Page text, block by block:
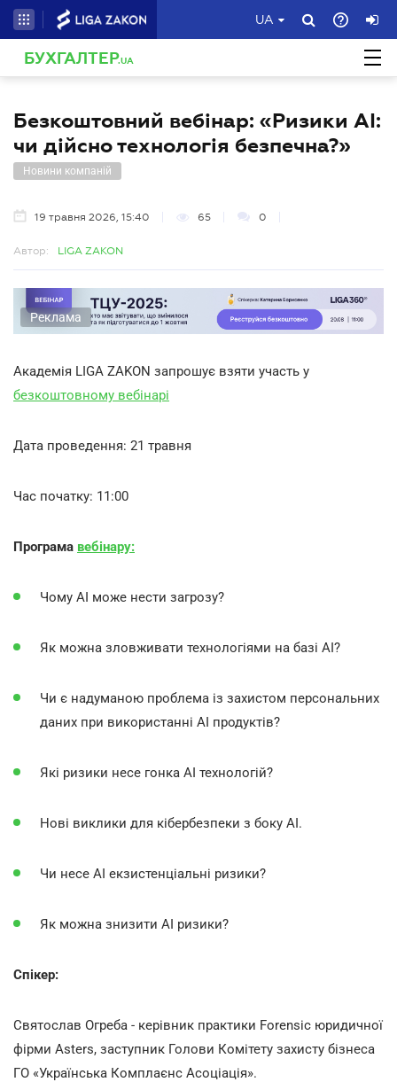
UA
БУХГАЛТЕР.UA
Безкоштовний вебінар: «Ризики AI:
чи дійсно технологія безпечна?»
Новини компаній
19 травня 2026, 15:40 65 0
Автор: LIGA ZAKON
Реклама
Академія LIGA ZAKON запрошує взяти участь у
безкоштовному вебінарі
Дата проведення: 21 травня
Час початку: 11:00
Програма вебінару:
Чому AI може нести загрозу?
Як можна зловживати технологіями на базі AI?
Чи є надуманою проблема із захистом персональних
даних при використанні AI продуктів?
Які ризики несе гонка AI технологій?
Нові виклики для кібербезпеки з боку AI.
Чи несе AI екзистенціальні ризики?
Як можна знизити AI ризики?
Спікер:
Святослав Огреба - керівник практики Forensic юридичної
фірми Asters, заступник Голови Комітету захисту бізнеса
ГО «Українська Комплаєнс Асоціація».